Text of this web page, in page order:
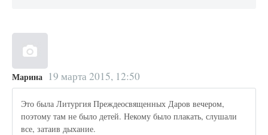
Марина 19 марта 2015, 12:50
Это была Литургия Преждеосвященных Даров вечером,
поэтому там не было детей. Некому было плакать, слушали
все, затаив дыхание.